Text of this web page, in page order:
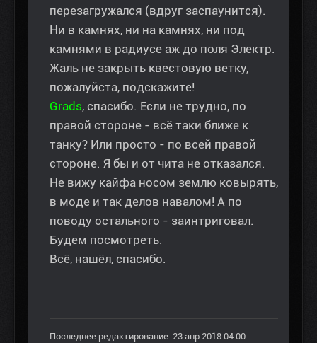
перезагружался (вдруг заспаунится).
Ни в камнях, ни на камнях, ни под
камнями в радиусе аж до поля Электр.
Жаль не закрыть квестовую ветку,
пожалуйста, подскажите!
Grads, спасибо. Если не трудно, по
правой стороне - всё таки ближе к
танку? Или просто - по всей правой
стороне. Я бы и от чита не отказался.
Не вижу кайфа носом землю ковырять,
в моде и так делов навалом! А по
поводу остального - заинтриговал.
Будем посмотреть.
Всё, нашёл, спасибо.
Последнее редактирование: 23 апр 2018 04:00